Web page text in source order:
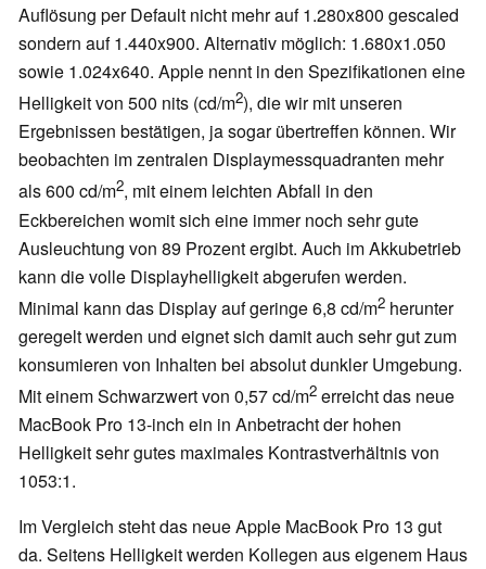
Auflösung per Default nicht mehr auf 1.280x800 gescaled
sondern auf 1.440x900. Alternativ möglich: 1.680x1.050
sowie 1.024x640. Apple nennt in den Spezifikationen eine
Helligkeit von 500 nits (cd/m2), die wir mit unseren
Ergebnissen bestätigen, ja sogar übertreffen können. Wir
beobachten im zentralen Displaymessquadranten mehr
als 600 cd/m2, mit einem leichten Abfall in den
Eckbereichen womit sich eine immer noch sehr gute
Ausleuchtung von 89 Prozent ergibt. Auch im Akkubetrieb
kann die volle Displayhelligkeit abgerufen werden.
Minimal kann das Display auf geringe 6,8 cd/m2 herunter
geregelt werden und eignet sich damit auch sehr gut zum
konsumieren von Inhalten bei absolut dunkler Umgebung.
Mit einem Schwarzwert von 0,57 cd/m2 erreicht das neue
MacBook Pro 13-inch ein in Anbetracht der hohen
Helligkeit sehr gutes maximales Kontrastverhältnis von
1053:1.
Im Vergleich steht das neue Apple MacBook Pro 13 gut
da. Seitens Helligkeit werden Kollegen aus eigenem Haus